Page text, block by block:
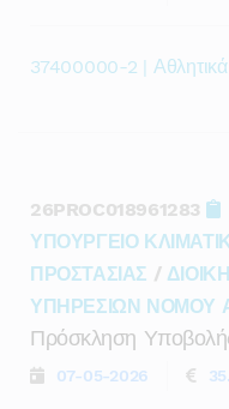
37400000-2 | Αθλητικά
26PROC018961283
ΥΠΟΥΡΓΕΙΟ
ΠΡΟΣΤΑΣΙΑΣ /
ΥΠΗΡΕΣΙΩΝ ΝΟΜΟΥ
Πρόσκληση
07-05-2026